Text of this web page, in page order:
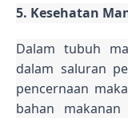
5. Kesehatan
Dalam tubuh
dalam saluran
pencernaan
bahan makanan